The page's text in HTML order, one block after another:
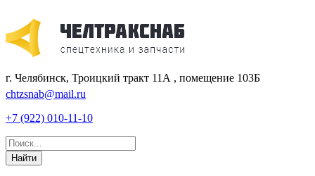
г. Челябинск, Троицкий тракт 11А , помещение 103Б
chtzsnab@mail.ru
+7 (922) 010-11-10
Найти